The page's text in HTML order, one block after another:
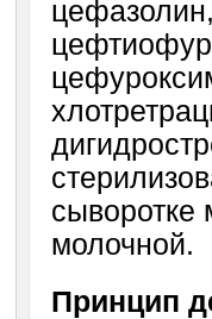
сыворотке
молочной.
Принцип